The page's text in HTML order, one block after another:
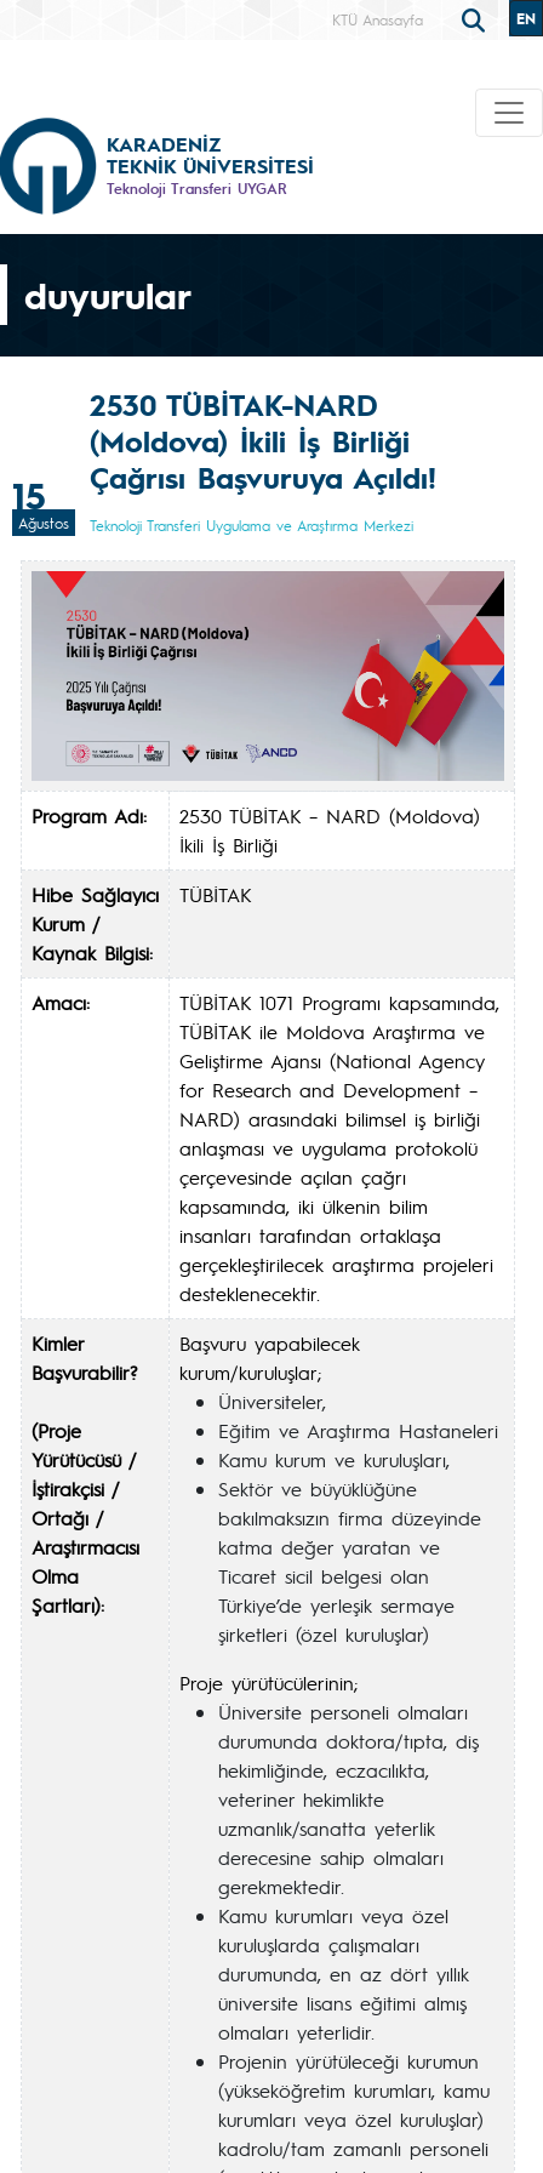
KTÜ Anasayfa EN
KARADENİZ
TEKNİK ÜNİVERSİTESİ
Teknoloji Transferi UYGAR
duyurular
15
Ağustos
2530 TÜBİTAK-NARD
(Moldova) İkili İş Birliği
Çağrısı Başvuruya Açıldı!
Teknoloji Transferi Uygulama ve Araştırma Merkezi
Program Adı:
2530 TÜBİTAK – NARD (Moldova)
İkili İş Birliği
Hibe Sağlayıcı
Kurum /
Kaynak Bilgisi:
TÜBİTAK
Amacı:
TÜBİTAK 1071 Programı kapsamında,
TÜBİTAK ile Moldova Araştırma ve
Geliştirme Ajansı (National Agency
for Research and Development –
NARD) arasındaki bilimsel iş birliği
anlaşması ve uygulama protokolü
çerçevesinde açılan çağrı
kapsamında, iki ülkenin bilim
insanları tarafından ortaklaşa
gerçekleştirilecek araştırma projeleri
desteklenecektir.
Kimler
Başvurabilir?
(Proje
Yürütücüsü /
İştirakçisi /
Ortağı /
Araştırmacısı
Olma
Şartları):
Başvuru yapabilecek
kurum/kuruluşlar;
Üniversiteler,
Eğitim ve Araştırma Hastaneleri
Kamu kurum ve kuruluşları,
Sektör ve büyüklüğüne
bakılmaksızın firma düzeyinde
katma değer yaratan ve
Ticaret sicil belgesi olan
Türkiye’de yerleşik sermaye
şirketleri (özel kuruluşlar)
Proje yürütücülerinin;
Üniversite personeli olmaları
durumunda doktora/tıpta, diş
hekimliğinde, eczacılıkta,
veteriner hekimlikte
uzmanlık/sanatta yeterlik
derecesine sahip olmaları
gerekmektedir.
Kamu kurumları veya özel
kuruluşlarda çalışmaları
durumunda, en az dört yıllık
üniversite lisans eğitimi almış
olmaları yeterlidir.
Projenin yürütüleceği kurumun
(yükseköğretim kurumları, kamu
kurumları veya özel kuruluşlar)
kadrolu/tam zamanlı personeli